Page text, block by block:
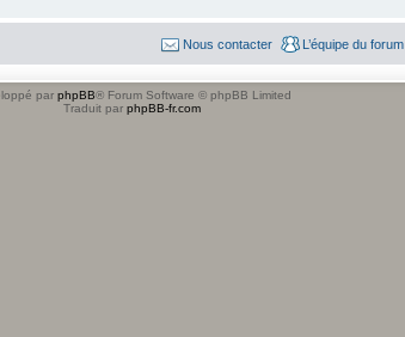
L’équipe du forum
Nous contacter
par phpBB® Forum Software © phpBB Limited
Traduit par phpBB-fr.com